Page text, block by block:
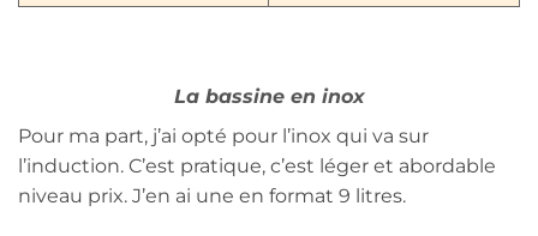
La bassine en inox
Pour ma part, j’ai opté pour l’inox qui va sur
l’induction. C’est pratique, c’est léger et abordable
niveau prix. J’en ai une en format 9 litres.